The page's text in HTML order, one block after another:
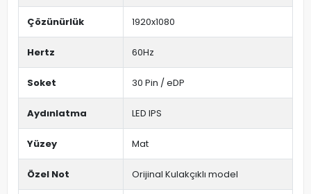
Çözünürlük 1920x1080
Hertz 60Hz
Soket 30 Pin / eDP
Aydınlatma LED IPS
Yüzey Mat
Özel Not Orijinal Kulakçıklı model